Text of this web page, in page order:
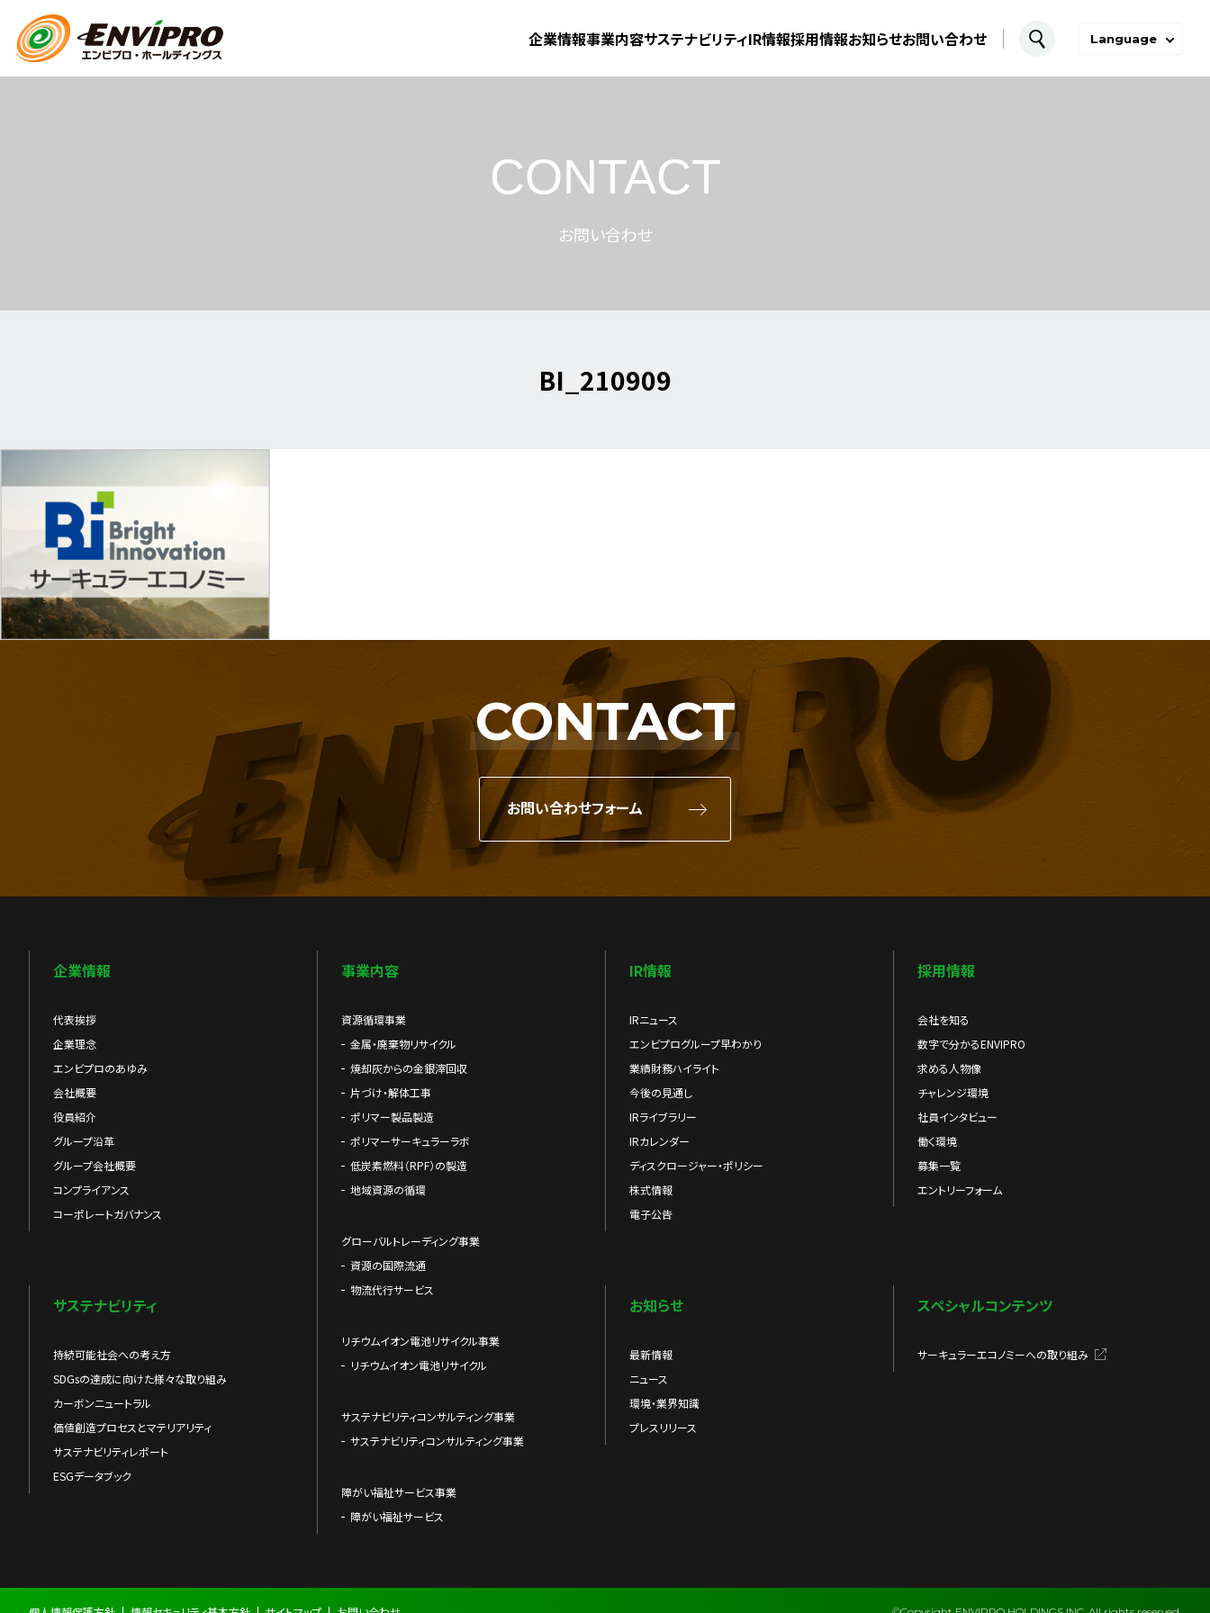
企業情報事業内容サステナビリティIR情報採用情報お知らせお問い合わせ Language
CONTACT
お問い合わせ
BI_210909
CONTACT
お問い合わせフォーム
企業情報
代表挨拶
企業理念
エンビプロのあゆみ
会社概要
役員紹介
グループ沿革
グループ会社概要
コンプライアンス
コーポレートガバナンス
事業内容
資源循環事業
金属・廃棄物リサイクル
焼却灰からの金銀滓回収
片づけ・解体工事
ポリマー製品製造
ポリマーサーキュラーラボ
低炭素燃料（RPF）の製造
地域資源の循環
グローバルトレーディング事業
資源の国際流通
物流代行サービス
リチウムイオン電池リサイクル事業
リチウムイオン電池リサイクル
サステナビリティコンサルティング事業
サステナビリティコンサルティング事業
障がい福祉サービス事業
障がい福祉サービス
IR情報
IRニュース
エンビプログループ早わかり
業績財務ハイライト
今後の見通し
IRライブラリー
IRカレンダー
ディスクロージャー・ポリシー
株式情報
電子公告
採用情報
会社を知る
数字で分かるENVIPRO
求める人物像
チャレンジ環境
社員インタビュー
働く環境
募集一覧
エントリーフォーム
サステナビリティ
持続可能社会への考え方
SDGsの達成に向けた様々な取り組み
カーボンニュートラル
価値創造プロセスとマテリアリティ
サステナビリティレポート
ESGデータブック
お知らせ
最新情報
ニュース
環境・業界知識
プレスリリース
スペシャルコンテンツ
サーキュラーエコノミーへの取り組み